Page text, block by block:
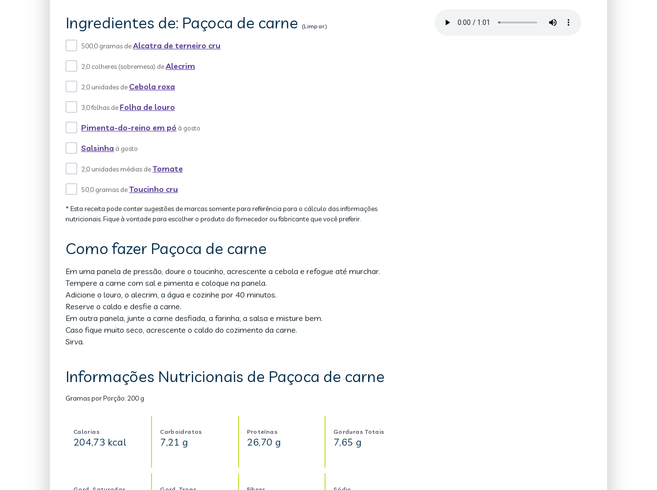
Ingredientes de: Paçoca de carne (Limpar)
500,0 gramas deAlcatra de terneiro cru
2,0 colheres (sobremesa) deAlecrim
2,0 unidades de Cebola roxa
3,0 folhas de Folha de louro
Pimenta-do-reino em pó à gosto
Salsinha à gosto
2,0 unidades médias deTomate
50,0 gramas deToucinho cru
* Esta receita pode conter sugestões de marcas somente para referência para o cálculo das informações
nutricionais. Fique à vontade para escolher o produto do fornecedor ou fabricante que você preferir.
Como fazer Paçoca de carne
Em uma panela de pressão, doure o toucinho, acrescente a cebola e refogue até murchar.
Tempere a carne com sal e pimenta e coloque na panela.
Adicione o louro, o alecrim, a água e cozinhe por 40 minutos.
Reserve o caldo e desfie a carne.
Em outra panela, junte a carne desfiada, a farinha, a salsa e misture bem.
Caso fique muito seco, acrescente o caldo do cozimento da carne.
Sirva.
Informações Nutricionais de Paçoca de carne
Gramas por Porção: 200 g
Calorias
204,73 kcal
Carboidratos
7,21 g
Proteínas
26,70 g
Gorduras Totais
7,65 g